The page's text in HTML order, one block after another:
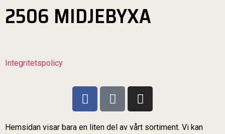
2506 MIDJEBYXA
Integritetspolicy
Hemsidan visar bara en liten del av vårt sortiment. Vi kan